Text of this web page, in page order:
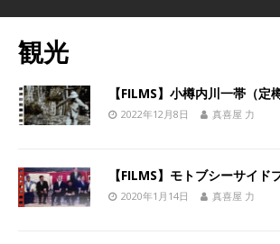
観光
【FILMS】小樽内川一帯（定
2022年12月8日 真喜屋 力
【FILMS】モトブシーサイド
2020年1月14日 真喜屋 力